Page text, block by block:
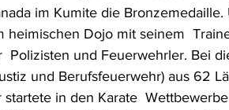
im Kumite die
heimischen Dojo mit seinem
Polizisten und Feuerwehrler. Bei
und Berufsfeuerwehr) aus 62
in den Karate